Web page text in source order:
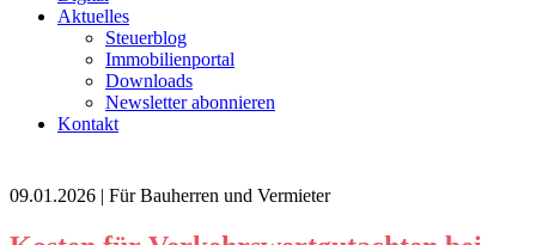
Aktuelles
Steuerblog
Immobilienportal
Downloads
Newsletter abonnieren
Kontakt
09.01.2026 | Für Bauherren und Vermieter